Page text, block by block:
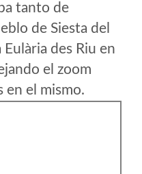
tanto de
de Siesta del
des Riu en
el zoom
en el mismo.